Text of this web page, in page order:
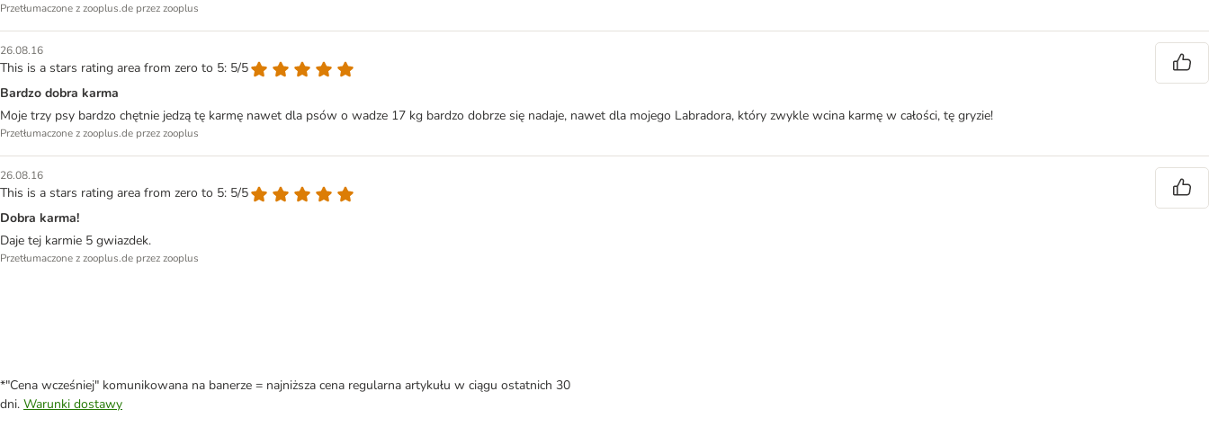
Przetłumaczone z zooplus.de przez zooplus
26.08.16
This is a stars rating area from zero to 5: 5/5
Bardzo dobra karma
Moje trzy psy bardzo chętnie jedzą tę karmę nawet dla psów o wadze 17 kg bardzo dobrze się nadaje, nawet dla mojego Labradora, który zwykle wcina karmę w całości, tę gryzie!
Przetłumaczone z zooplus.de przez zooplus
26.08.16
This is a stars rating area from zero to 5: 5/5
Dobra karma!
Daje tej karmie 5 gwiazdek.
Przetłumaczone z zooplus.de przez zooplus
*"Cena wcześniej" komunikowana na banerze = najniższa cena regularna artykułu w ciągu ostatnich 30
dni. Warunki dostawy